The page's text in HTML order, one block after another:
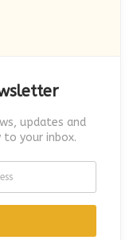
updates and
your inbox.